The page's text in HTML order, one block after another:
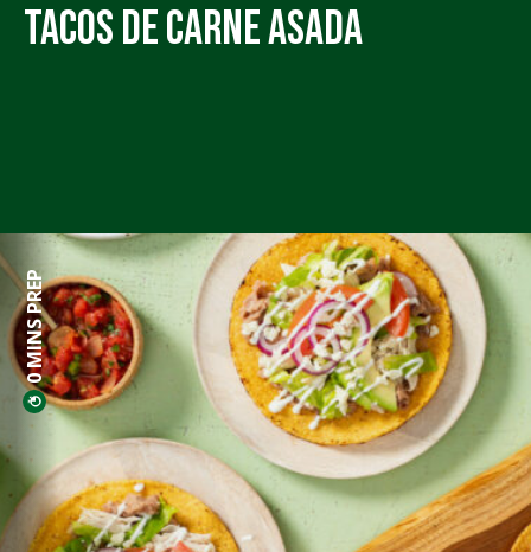
Tacos de Carne Asada
0 MINS PREP